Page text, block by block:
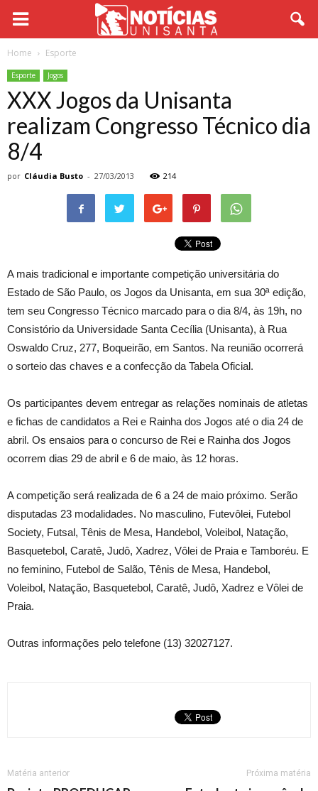
Home Esporte
Esporte Jogos
XXX Jogos da Unisanta
realizam Congresso Técnico dia
8/4
por Cláudia Busto - 27/03/2013 214
A mais tradicional e importante competição universitária do
Estado de São Paulo, os Jogos da Unisanta, em sua 30ª edição,
tem seu Congresso Técnico marcado para o dia 8/4, às 19h, no
Consistório da Universidade Santa Cecília (Unisanta), à Rua
Oswaldo Cruz, 277, Boqueirão, em Santos. Na reunião ocorrerá
o sorteio das chaves e a confecção da Tabela Oficial.
Os participantes devem entregar as relações nominais de atletas
e fichas de candidatos a Rei e Rainha dos Jogos até o dia 24 de
abril. Os ensaios para o concurso de Rei e Rainha dos Jogos
ocorrem dias 29 de abril e 6 de maio, às 12 horas.
A competição será realizada de 6 a 24 de maio próximo. Serão
disputadas 23 modalidades. No masculino, Futevôlei, Futebol
Society, Futsal, Tênis de Mesa, Handebol, Voleibol, Natação,
Basquetebol, Caratê, Judô, Xadrez, Vôlei de Praia e Tamboréu. E
no feminino, Futebol de Salão, Tênis de Mesa, Handebol,
Voleibol, Natação, Basquetebol, Caratê, Judô, Xadrez e Vôlei de
Praia.
Outras informações pelo telefone (13) 32027127.
Matéria anterior Próxima matéria